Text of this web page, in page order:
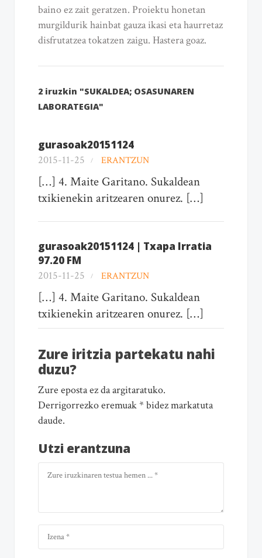
baino ez zait geratzen. Proiektu honetan
murgildurik hainbat gauza ikasi eta haurretaz
disfrutatzea tokatzen zaigu. Hastera goaz.
2 iruzkin "SUKALDEA; OSASUNAREN
LABORATEGIA"
gurasoak20151124
2015-11-25
ERANTZUN
[…] 4. Maite Garitano. Sukaldean
txikienekin aritzearen onurez. […]
gurasoak20151124 | Txapa Irratia
97.20 FM
2015-11-25
ERANTZUN
[…] 4. Maite Garitano. Sukaldean
txikienekin aritzearen onurez. […]
Zure iritzia partekatu nahi
duzu?
Zure eposta ez da argitaratuko.
Derrigorrezko eremuak * bidez markatuta
daude.
Utzi erantzuna